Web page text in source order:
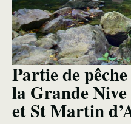
Partie de
la Grande
et St Martin